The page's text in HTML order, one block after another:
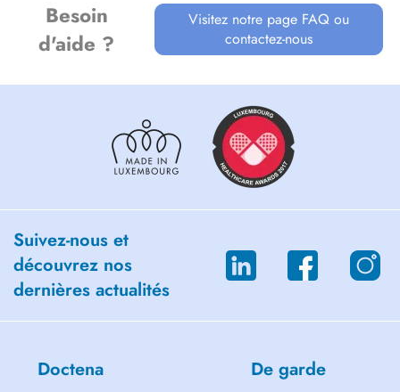
Besoin
d'aide ?
Visitez notre page FAQ ou
contactez-nous
Suivez-nous et
découvrez nos
dernières actualités
Doctena De garde